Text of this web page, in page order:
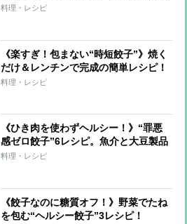
7レシピ
料理・レシピ
《楽すぎ！包まない“時短餃子”》焼く
だけ＆レンチンで完成の簡単レシピ！
料理・レシピ
《ひき肉を使わずヘルシー！》“罪悪
感ゼロ餃子”6レシピ。魚介と大豆製品
で大満足！
料理・レシピ
《餃子なのに糖質オフ！》野菜でたね
を包む“ヘルシー餃子”3レシピ！